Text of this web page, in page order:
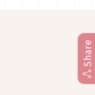
Share